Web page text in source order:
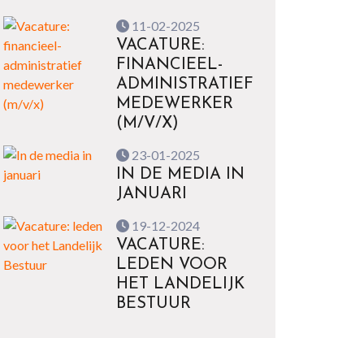
11-02-2025
VACATURE:
FINANCIEEL-
ADMINISTRATIEF
MEDEWERKER
(M/V/X)
23-01-2025
IN DE MEDIA IN
JANUARI
19-12-2024
VACATURE:
LEDEN VOOR
HET LANDELIJK
BESTUUR